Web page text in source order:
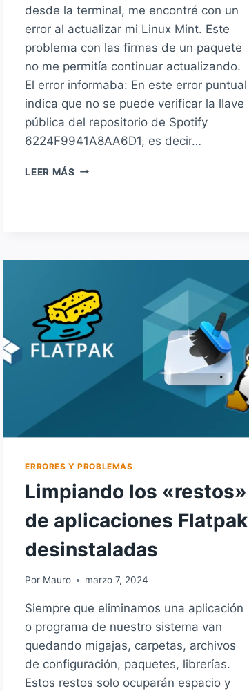
desde la terminal, me encontré con un
error al actualizar mi Linux Mint. Este
problema con las firmas de un paquete
no me permitía continuar actualizando.
El error informaba: En este error puntual
indica que no se puede verificar la llave
pública del repositorio de Spotify
6224F9941A8AA6D1, es decir…
LEER MÁS SOLUCIÓN
AL
INTENTAR
ACTUALIZAR
DEBIAN,
UBUNTU,
LINUXMINT
DERIVADOS
ERRORES Y PROBLEMAS
Limpiando los «restos»
de aplicaciones Flatpak
desinstaladas
Por Mauro marzo 7, 2024
Siempre que eliminamos una aplicación
o programa de nuestro sistema van
quedando migajas, carpetas, archivos
de configuración, paquetes, librerías.
Estos restos solo ocuparán espacio y